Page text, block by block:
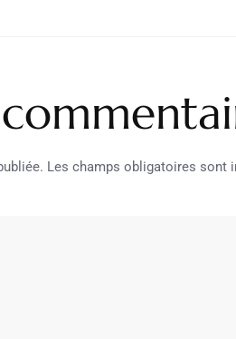
Les champs obligatoires sont